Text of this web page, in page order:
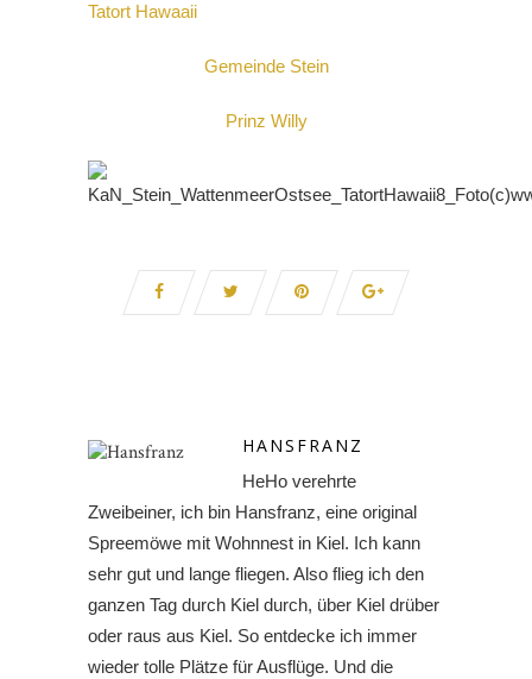
Tatort Hawaaii
Gemeinde Stein
Prinz Willy
HANSFRANZ
HeHo verehrte
Zweibeiner, ich bin Hansfranz, eine original
Spreemöwe mit Wohnnest in Kiel. Ich kann
sehr gut und lange fliegen. Also flieg ich den
ganzen Tag durch Kiel durch, über Kiel drüber
oder raus aus Kiel. So entdecke ich immer
wieder tolle Plätze für Ausflüge. Und die